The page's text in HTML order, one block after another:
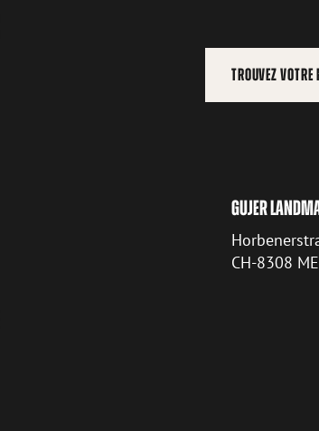
TROUVEZ VOTRE
GUJER
CH-8308